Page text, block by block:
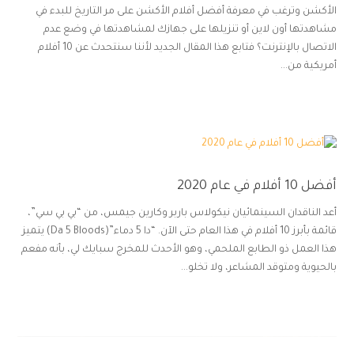
الأكشن وترغب في معرفة أفضل أفلام الأكشن على مر التاريخ للبدء في
مشاهدتها أون لاين أو تنزيلها على جهازك لمشاهدتها في وضع عدم
الاتصال بالإنترنت؟ فتابع هذا المقال الجديد لأننا سنتحدث عن 10 أفلام
أمريكية من...
أفضل 10 أفلام في عام 2020
أعد الناقدان السينمائيان نيكولاس باربر وكارين جيمس، من “بي بي سي”،
قائمة بأبرز 10 أفلام في هذا العام حتى الآن. “دا 5 دماء”(Da 5 Bloods) يتميز
هذا العمل ذو الطابع الملحمي، وهو الأحدث للمخرج سبايك لي، بأنه مفعم
بالحيوية ومتوقد المشاعر، ولا تخلو...